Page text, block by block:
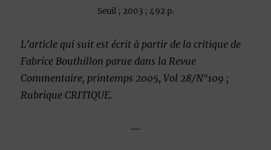
Seuil ; 2003 ; 492 p.
L’article qui suit est écrit à partir de la critique de
Fabrice Bouthillon parue dans la Revue
Commentaire, printemps 2005, Vol 28/N°109 ;
Rubrique CRITIQUE.
—